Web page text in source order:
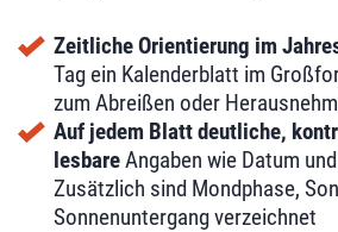
Zeitliche Orientierung im
Tag ein Kalenderblatt im
zum Abreißen oder
Auf jedem Blatt deutliche,
lesbareAngaben wie Datum
Zusätzlich sind Mondphase,
Sonnenuntergang verzeichnet